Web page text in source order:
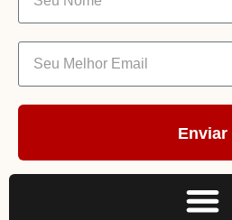
Enviar